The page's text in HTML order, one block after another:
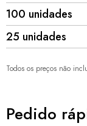
100 unidades
25 unidades
Todos os preços não
Pedido